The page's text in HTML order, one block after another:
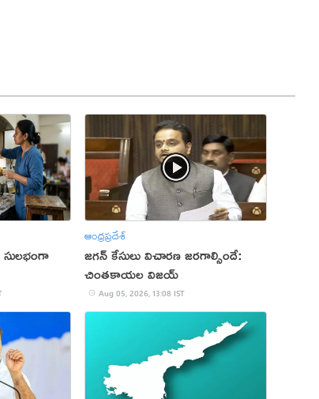
సులభంగా
ఆంధ్రప్రదేశ్
జగన్ కేసులు విచారణ జరగాల్సిందే:
చింతకాయల విజయ్
Aug 05, 2026, 13:08 IST